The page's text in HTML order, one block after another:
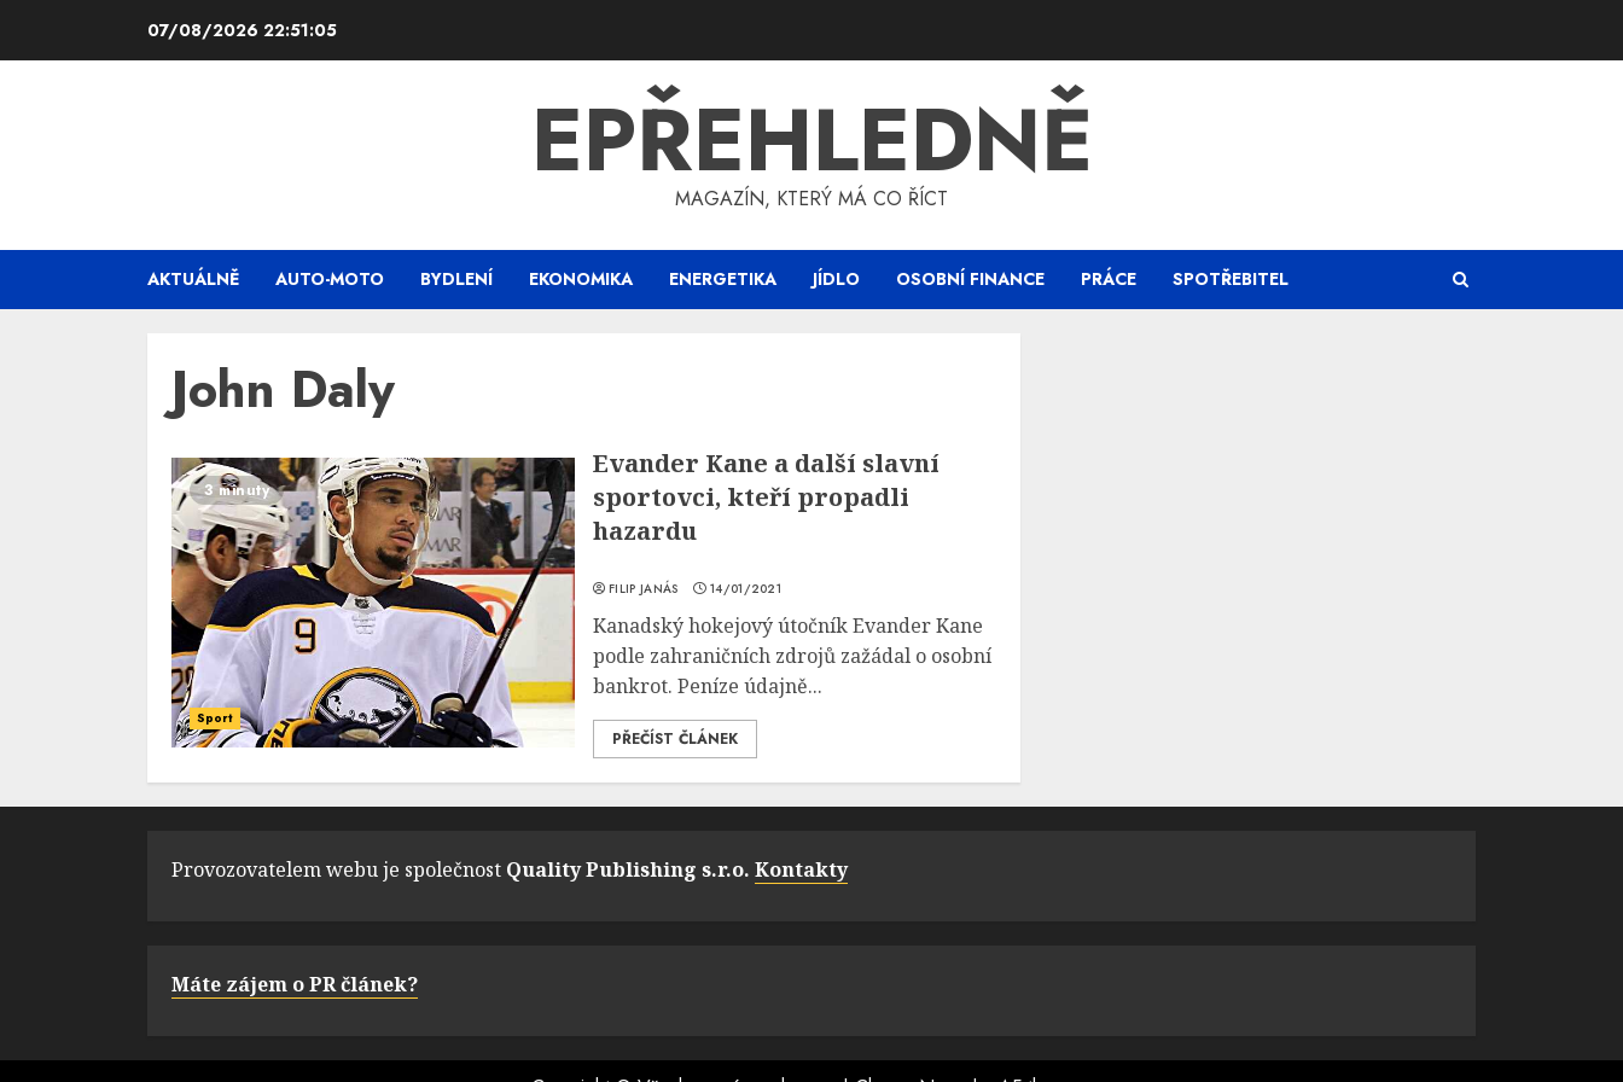
07/08/2026 22:51:05
EPŘEHLEDNĚ
MAGAZÍN, KTERÝ MÁ CO ŘÍCT
AKTUÁLNĚ AUTO-MOTO BYDLENÍ EKONOMIKA ENERGETIKA JÍDLO OSOBNÍ FINANCE PRÁCE SPOTŘEBITEL
John Daly
3 minuty
Sport
Evander Kane a další slavní
sportovci, kteří propadli
hazardu
FILIP JANÁS 14/01/2021
Kanadský hokejový útočník Evander Kane
podle zahraničních zdrojů zažádal o osobní
bankrot. Peníze údajně...
PŘEČÍST ČLÁNEK
Provozovatelem webu je společnost Quality Publishing s.r.o. Kontakty
Máte zájem o PR článek?